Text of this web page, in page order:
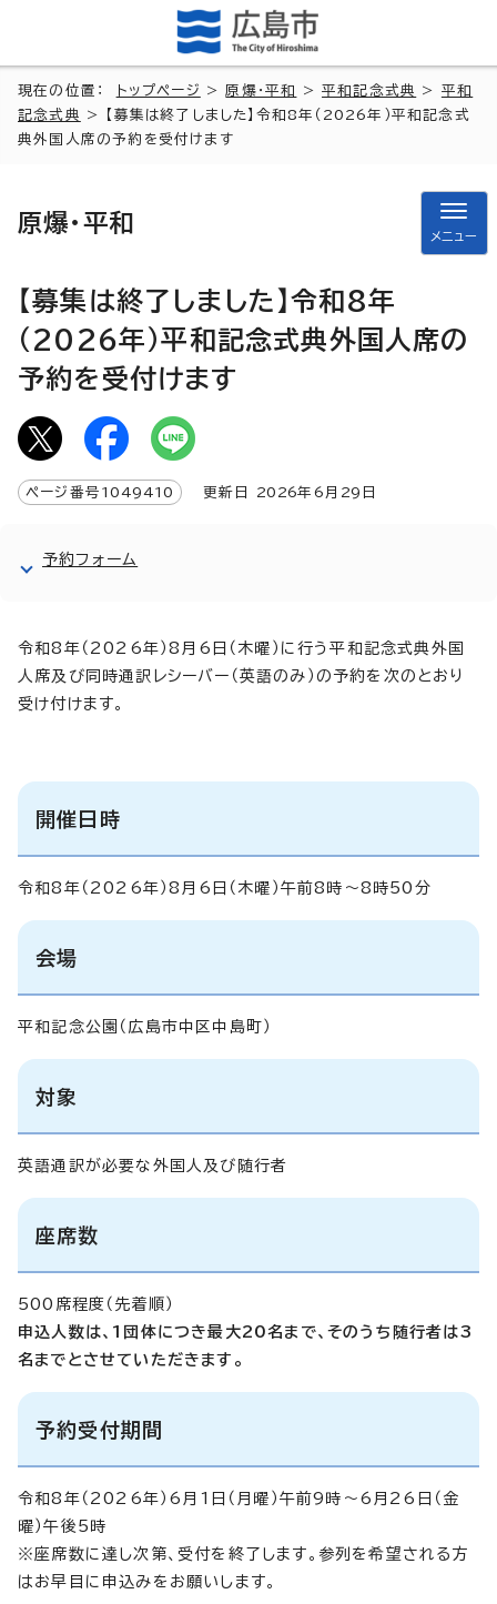
現在の位置： トップページ >原爆・平和 >平和記念式典 > 平和
記念式典
> 【募集は終了しました】令和8年（2026年）平和記念式
典外国人席の予約を受付けます
原爆・平和
メニュー
【募集は終了しました】令和8年
（2026年）平和記念式典外国人席の
予約を受付けます
ページ番号 1049410 更新日 2026年6月 29 日
予約フォーム
令和8年（2026年）8月6日（木曜）に行う平和記念式典外国
人席及び同時通訳レシーバー（英語のみ）の予約を次のとおり
受け付けます。
開催日時
令和8年（2026年）8月6日（木曜）午前8時～8時50分
会場
平和記念公園（広島市中区中島町）
対象
英語通訳が必要な外国人及び随行者
座席数
500席程度（先着順）
申込人数は、1団体につき最大20名まで、そのうち随行者は3
名までとさせていただきます。
予約受付期間
令和8年（2026年）6月1日（月曜）午前9時～6月26日（金
曜）午後5時
※座席数に達し次第、受付を終了します。参列を希望される方
はお早目に申込みをお願いします。